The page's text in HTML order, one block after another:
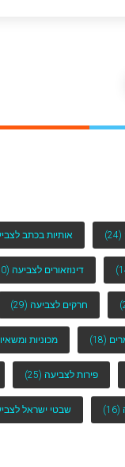
(24) אותיות בכתב
דינוזאורים לצביעה (10)
חרקים לצביעה (29)
(18) מכוניות
פירות לצביעה (25)
(16) שבטי ישראל